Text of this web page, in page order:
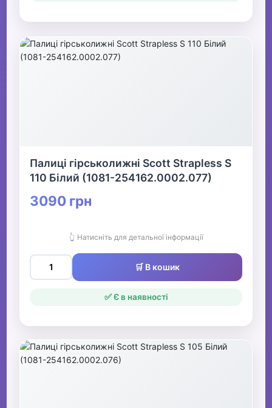
Палиці гірськолижні Scott Strapless S
110 Білий (1081-254162.0002.077)
3090 грн
👆 Натисніть для детальної інформації
🛒 В кошик
✅ Є в наявності